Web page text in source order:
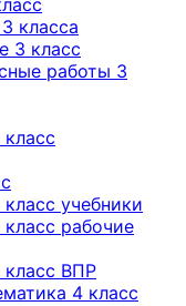
класса
3 класс
работы 3
учебники
рабочие
ВПР
4 класс